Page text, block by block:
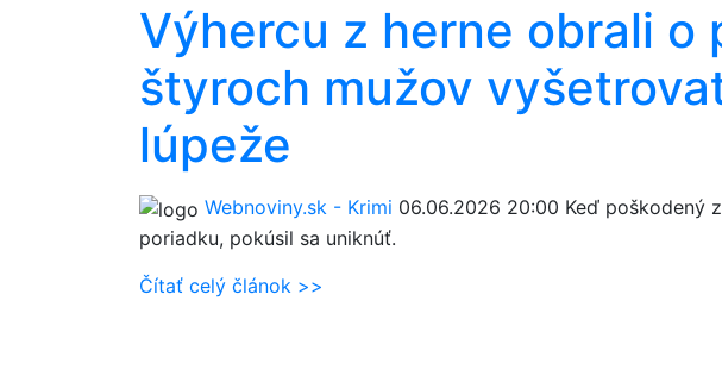
Výhercu z herne obrali o
štyroch mužov
lúpeže
Webnoviny.sk - Krimi 06.06.2026 20:00 Keď poškodený
poriadku, pokúsil sa uniknúť.
Čítať celý článok >>